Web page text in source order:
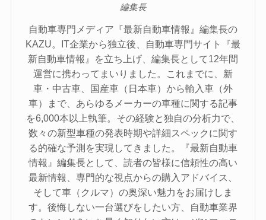
編集長
自動車専門メディア『最新自動車情報』編集長の
KAZU。IT企業から独立後、自動車専門サイト『最
新自動車情報』を立ち上げ、編集長として12年間
運営に携わってまいりました。これまでに、新
車・中古車、国産車（日本車）から輸入車（外
車）まで、あらゆるメーカーの車種に関する記事
を6,000本以上執筆。その経験と独自の分析力で、
数々の新型車種の発表時期や詳細スペックに関す
る的確な予測を実現してきました。『最新自動車
情報』編集長として、読者の皆様に信頼性の高い
最新情報、専門的な視点からの購入アドバイス、
そして車（クルマ）の奥深い魅力をお届けしま
す。後悔しない一台選びをしたい方、自動車業界